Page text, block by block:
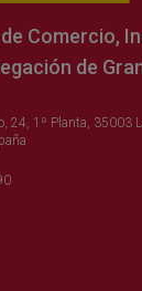
Comercio,
de
24, 1ª Planta, 35003